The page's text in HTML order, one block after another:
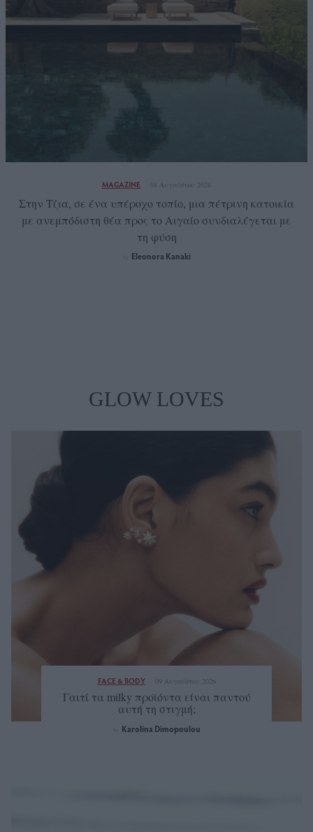
MAGAZINE 08 Αυγούστου 2026
Στην Τζια, σε ένα υπέροχο τοπίο, μια πέτρινη κατοικία
με ανεμπόδιστη θέα προς το Αιγαίο συνδιαλέγεται με
τη φύση
Eleonora Kanaki
GLOW LOVES
FACE & BODY 09 Αυγούστου 2026
Γαιτί τα milky προϊόντα είναι παντού
αυτή τη στιγμή;
Karolina Dimopoulou